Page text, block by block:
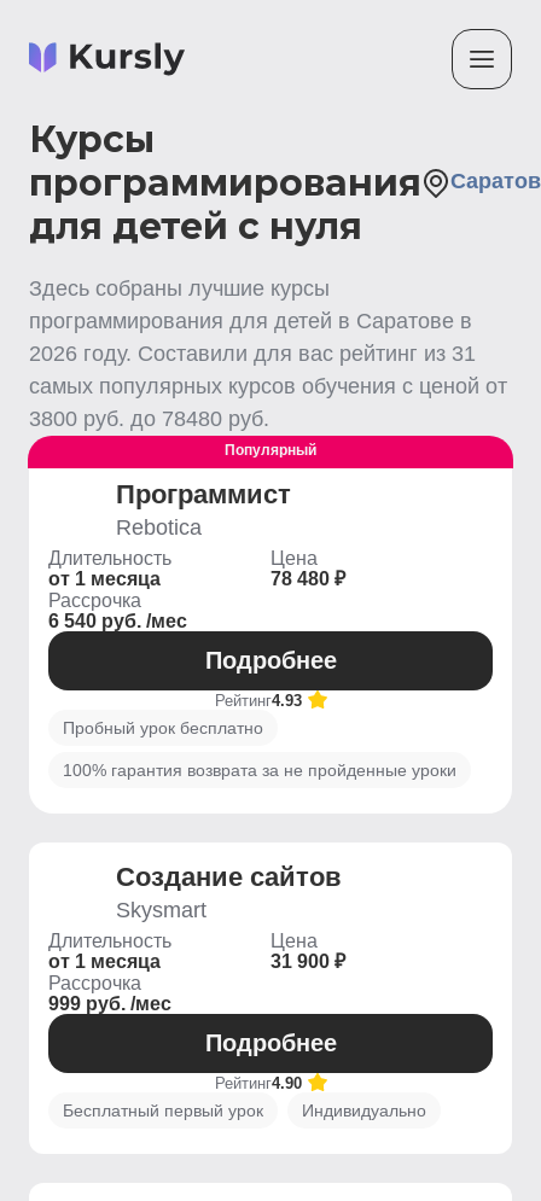
Курсы
программирования
для детей с нуля
Саратов
Здесь собраны лучшие курсы
программирования для детей в Саратове в
2026 году. Составили для вас рейтинг из 31
самых популярных курсов обучения с ценой от
3800 руб. до 78480 руб.
Популярный
Программист
Rebotica
Длительность
от 1 месяца
Цена
78 480 ₽
Рассрочка
6 540 руб. /мес
Подробнее
Рейтинг4.93
Пробный урок бесплатно
100% гарантия возврата за не пройденные уроки
Создание сайтов
Skysmart
Длительность
от 1 месяца
Цена
31 900 ₽
Рассрочка
999 руб. /мес
Подробнее
Рейтинг4.90
Бесплатный первый урок Индивидуально